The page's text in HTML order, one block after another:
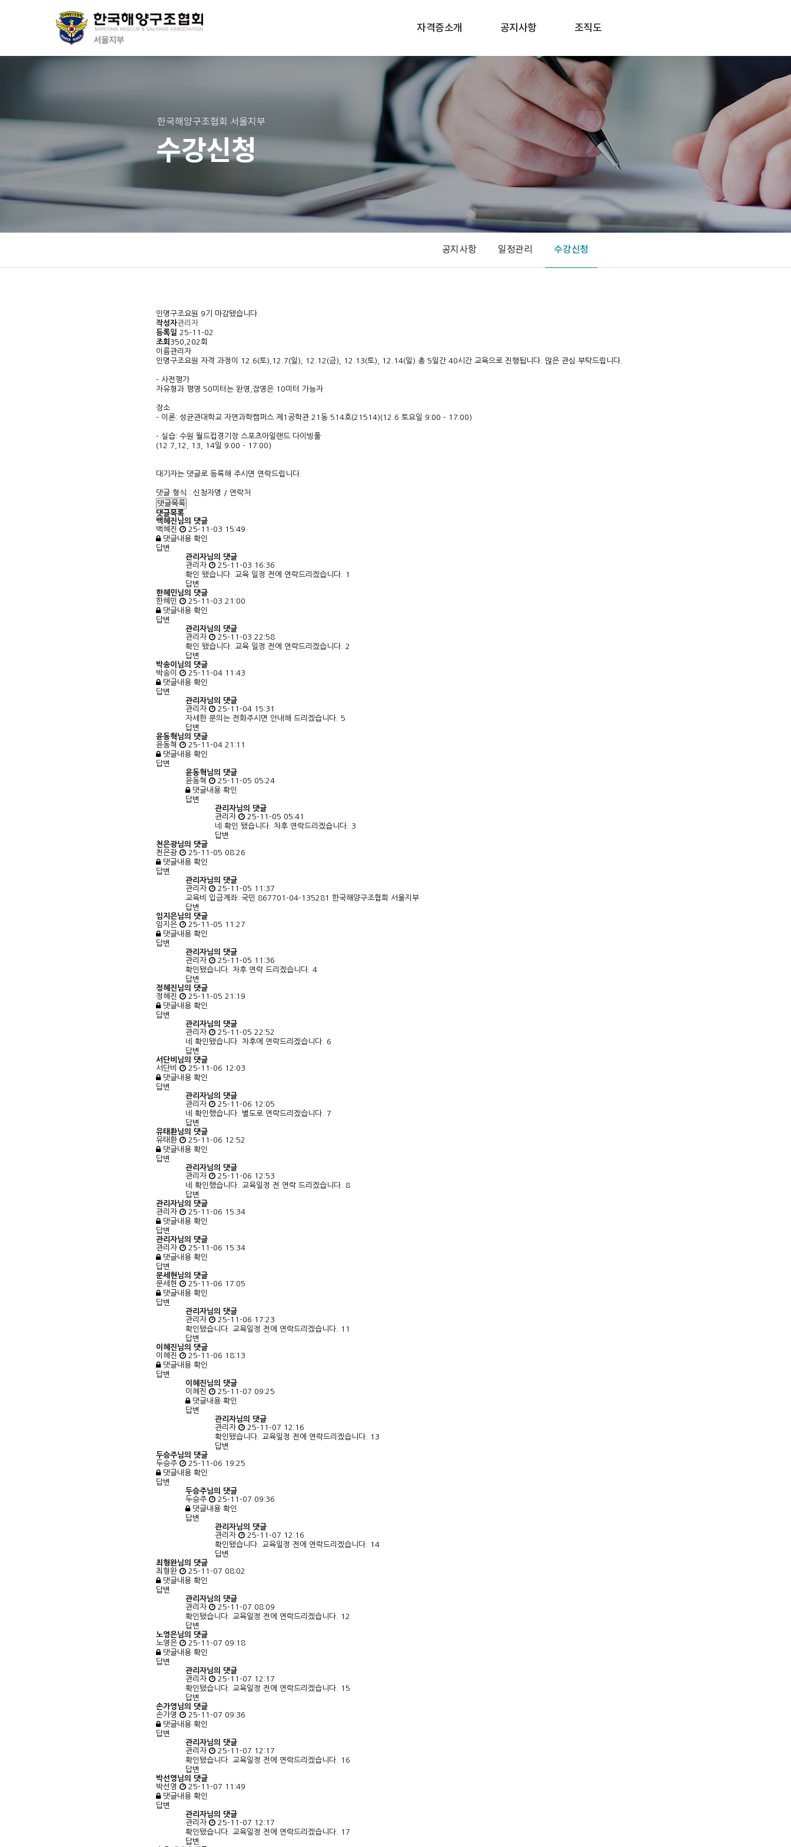
자격증소개 공지사항 조직도
한국해양구조협회 서울지부
수강신청
공지사항 일정관리 수강신청
인명구조요원 9기 마감됐습니다.
작성자관리자
등록일 25-11-02
조회 350,202회
이름관리자
인명구조요원 자격 과정이 12.6(토),12.7(일), 12.12(금), 12.13(토), 12.14(일) 총 5일간 40시간 교육으로 진행됩니다. 많은 관심 부탁드립니다.
- 사전평가
자유형과 평영 50미터는 완영,잠영은 10미터 가능자
장소
- 이론: 성균관대학교 자연과학캠퍼스 제1공학관 21동 514호(21514)(12.6 토요일 9:00 - 17:00)
- 실습: 수원 월드컵경기장 스포츠아일랜드 다이빙풀
(12.7,12, 13, 14일 9:00 - 17:00)
대기자는 댓글로 등록해 주시면 연락드립니다.
댓글 형식 : 신청자명 / 연락처
댓글목록
댓글목록
백혜진님의 댓글
백혜진
25-11-03 15:49
댓글내용 확인
답변
관리자님의 댓글
관리자
25-11-03 16:36
확인 됐습니다. 교육 일정 전에 연락드리겠습니다. 1
답변
한혜민님의 댓글
한혜민
25-11-03 21:00
댓글내용 확인
답변
관리자님의 댓글
관리자
25-11-03 22:58
확인 됐습니다. 교육 일정 전에 연락드리겠습니다. 2
답변
박송이님의 댓글
박송이
25-11-04 11:43
댓글내용 확인
답변
관리자님의 댓글
관리자
25-11-04 15:31
자세한 문의는 전화주시면 안내해 드리겠습니다. 5
답변
윤동혁님의 댓글
윤동혁
25-11-04 21:11
댓글내용 확인
답변
윤동혁님의 댓글
윤동혁
25-11-05 05:24
댓글내용 확인
답변
관리자님의 댓글
관리자
25-11-05 05:41
네 확인 됐습니다. 차후 연락드리겠습니다. 3
답변
천은광님의 댓글
천은광
25-11-05 08:26
댓글내용 확인
답변
관리자님의 댓글
관리자
25-11-05 11:37
교육비 입금계좌: 국민 867701-04-135281 한국해양구조협회 서울지부
답변
임지은님의 댓글
임지은
25-11-05 11:27
댓글내용 확인
답변
관리자님의 댓글
관리자
25-11-05 11:36
확인됐습니다. 차후 연락 드리겠습니다. 4
답변
정혜진님의 댓글
정혜진
25-11-05 21:19
댓글내용 확인
답변
관리자님의 댓글
관리자
25-11-05 22:52
네 확인됐습니다. 차후에 연락드리겠습니다. 6
답변
서단비님의 댓글
서단비
25-11-06 12:03
댓글내용 확인
답변
관리자님의 댓글
관리자
25-11-06 12:05
네 확인했습니다. 별도로 연락드리겠습니다. 7
답변
유태환님의 댓글
유태환
25-11-06 12:52
댓글내용 확인
답변
관리자님의 댓글
관리자
25-11-06 12:53
네 확인했습니다. 교육일정 전 연락 드리겠습니다. 8
답변
관리자님의 댓글
관리자
25-11-06 15:34
댓글내용 확인
답변
관리자님의 댓글
관리자
25-11-06 15:34
댓글내용 확인
답변
문세현님의 댓글
문세현
25-11-06 17:05
댓글내용 확인
답변
관리자님의 댓글
관리자
25-11-06 17:23
확인됐습니다. 교육일정 전에 연락드리겠습니다. 11
답변
이혜진님의 댓글
이혜진
25-11-06 18:13
댓글내용 확인
답변
이혜진님의 댓글
이혜진
25-11-07 09:25
댓글내용 확인
답변
관리자님의 댓글
관리자
25-11-07 12:16
확인됐습니다. 교육일정 전에 연락드리겠습니다. 13
답변
두승주님의 댓글
두승주
25-11-06 19:25
댓글내용 확인
답변
두승주님의 댓글
두승주
25-11-07 09:36
댓글내용 확인
답변
관리자님의 댓글
관리자
25-11-07 12:16
확인됐습니다. 교육일정 전에 연락드리겠습니다. 14
답변
최형완님의 댓글
최형완
25-11-07 08:02
댓글내용 확인
답변
관리자님의 댓글
관리자
25-11-07 08:09
확인됐습니다. 교육일정 전에 연락드리겠습니다. 12
답변
노영은님의 댓글
노영은
25-11-07 09:18
댓글내용 확인
답변
관리자님의 댓글
관리자
25-11-07 12:17
확인됐습니다. 교육일정 전에 연락드리겠습니다. 15
답변
손가영님의 댓글
손가영
25-11-07 09:36
댓글내용 확인
답변
관리자님의 댓글
관리자
25-11-07 12:17
확인됐습니다. 교육일정 전에 연락드리겠습니다. 16
답변
박선영님의 댓글
박선영
25-11-07 11:49
댓글내용 확인
답변
관리자님의 댓글
관리자
25-11-07 12:17
확인됐습니다. 교육일정 전에 연락드리겠습니다. 17
답변